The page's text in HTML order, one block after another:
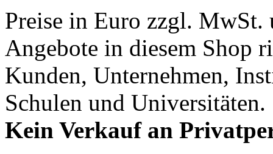
Preise in Euro zzgl. MwSt.
Angebote in diesem Shop
Kunden, Unternehmen,
Schulen und Universitäten.
Kein Verkauf an